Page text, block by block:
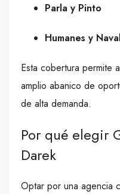
Parla y Pinto
Humanes y
Esta cobertura permite
amplio abanico de
de alta demanda.
Por qué elegir
Darek
Optar por una agencia